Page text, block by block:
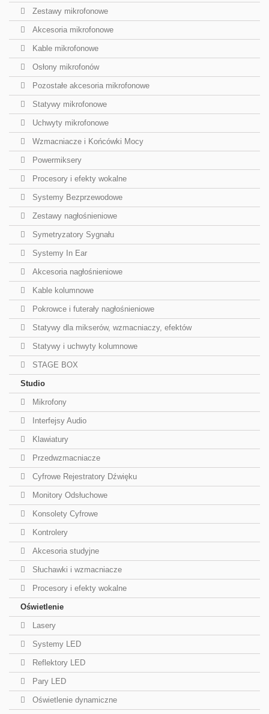
Zestawy mikrofonowe
Akcesoria mikrofonowe
Kable mikrofonowe
Osłony mikrofonów
Pozostałe akcesoria mikrofonowe
Statywy mikrofonowe
Uchwyty mikrofonowe
Wzmacniacze i Końcówki Mocy
Powermiksery
Procesory i efekty wokalne
Systemy Bezprzewodowe
Zestawy nagłośnieniowe
Symetryzatory Sygnału
Systemy In Ear
Akcesoria nagłośnieniowe
Kable kolumnowe
Pokrowce i futerały nagłośnieniowe
Statywy dla mikserów, wzmacniaczy, efektów
Statywy i uchwyty kolumnowe
STAGE BOX
Studio
Mikrofony
Interfejsy Audio
Klawiatury
Przedwzmacniacze
Cyfrowe Rejestratory Dźwięku
Monitory Odsłuchowe
Konsolety Cyfrowe
Kontrolery
Akcesoria studyjne
Słuchawki i wzmacniacze
Procesory i efekty wokalne
Oświetlenie
Lasery
Systemy LED
Reflektory LED
Pary LED
Oświetlenie dynamiczne